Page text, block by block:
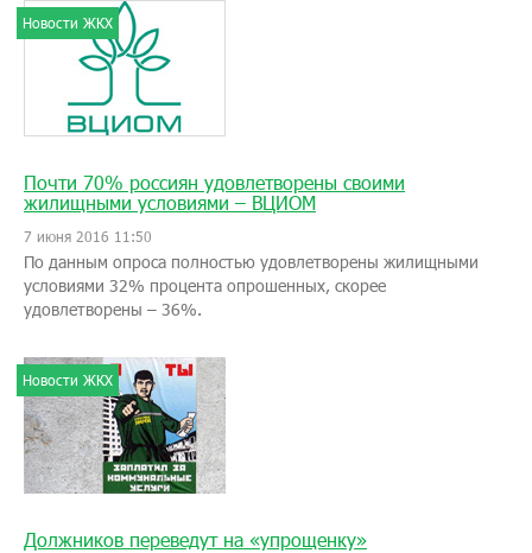
Новости ЖКХ
Почти 70% россиян удовлетворены своими
жилищными условиями – ВЦИОМ
7 июня 2016 11:50
По данным опроса полностью удовлетворены жилищными
условиями 32% процента опрошенных, скорее
удовлетворены – 36%.
Новости ЖКХ
Должников переведут на «упрощенку»